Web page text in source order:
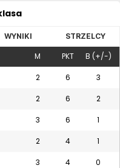
WYNIKI STRZELCY
M PKT B (+/-)
2 6 3
2 6 2
3 6 1
2 4 1
3 4 0